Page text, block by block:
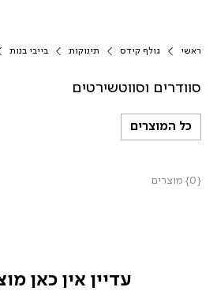
ראשי גולף קידס תינוקות בייבי בנות
סוודרים וסווטשירטים
כל המוצרים
{0} מוצרים
עדיין אין כאן